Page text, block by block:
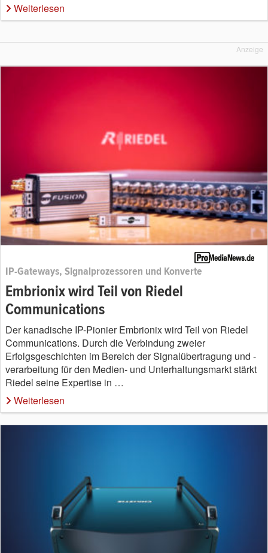
Weiterlesen
Anzeige
IP-Gateways, Signalprozessoren und Konverte
Embrionix wird Teil von Riedel
Communications
Der kanadische IP-Pionier Embrionix wird Teil von Riedel
Communications. Durch die Verbindung zweier
Erfolgsgeschichten im Bereich der Signalübertragung und -
verarbeitung für den Medien- und Unterhaltungsmarkt stärkt
Riedel seine Expertise in …
Weiterlesen